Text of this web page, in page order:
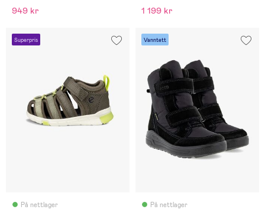
949 kr 1 199 kr
Superpris
På nettlager
Vanntett
På nettlager